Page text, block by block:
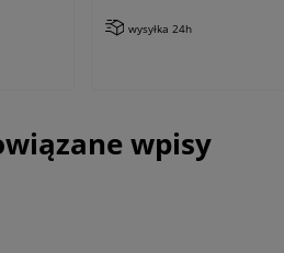
wysyłka 24h
wpisy